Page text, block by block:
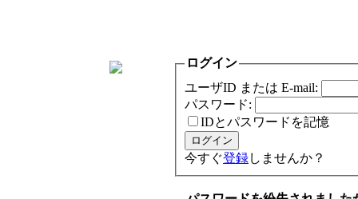
ログイン
ユーザID または E-mail:
パスワード:
IDとパスワードを記憶
今すぐ登録しませんか？